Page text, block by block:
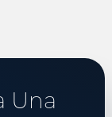
Una